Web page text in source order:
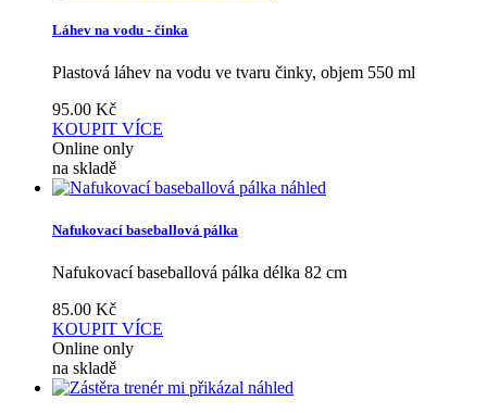
Láhev na vodu - činka
Plastová láhev na vodu ve tvaru činky, objem 550 ml
95.00 Kč
KOUPIT VÍCE
Online only
na skladě
náhled
Nafukovací baseballová pálka
Nafukovací baseballová pálka délka 82 cm
85.00 Kč
KOUPIT VÍCE
Online only
na skladě
náhled